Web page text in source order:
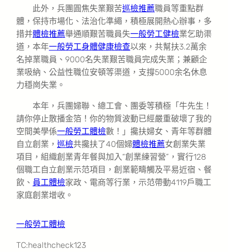
此外，兵團圓焦失業艱苦巡檢推薦職員等重點群
體，保持市場化、法治化準繩，積極展開熱心辦事，多
措并體檢推薦舉通順艱苦職員失一般勞工健檢業乞助渠
道，本年一般勞工身體健康檢查以來，共幫扶3.2萬余
名掉業職員、9000名失業艱苦職員完成失業；兼顧企
業吸納、公益性職位安頓等渠道，支撐5000余名休息
力穩崗失業。
本年，兵團婦聯、總工會、團委等積極「牛先生！
請你停止散播金箔！你的物質波動已經嚴重破壞了我的
空間美學係一般勞工體檢數！」攙扶婦女、青年等群體
自立創業， 巡檢共攙扶了40個婦體檢推薦女創業失業
項目，組織創業青年餐與加入“創業練習營”，實行128
個職工自立創業示范項目，創業範疇觸及平易近宿、餐
飲、 員工體檢家政、電商等行業，示范帶動4119戶職工
家庭創業增收。
一般勞工體檢
TC:healthcheck123